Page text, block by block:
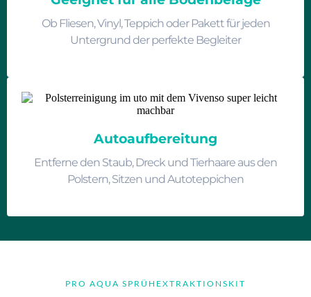
Ob Fliesen, Vinyl, Teppich oder Pakett für jeden
Untergrund der perfekte Begleiter
Autoaufbereitung
Entferne den Staub, Dreck und Tierhaare aus den
Polstern, Sitzen und Autoteppichen
PRO AQUA SPRÜHEXTRAKTIONSKIT